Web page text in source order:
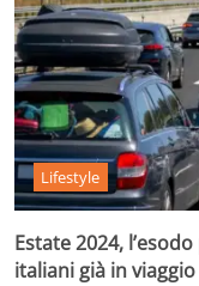
Lifestyle
Estate 2024,
italiani già in